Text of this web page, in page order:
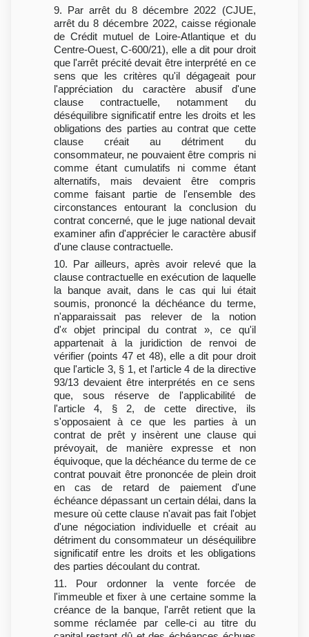
9. Par arrêt du 8 décembre 2022 (CJUE,
arrêt du 8 décembre 2022, caisse régionale
de Crédit mutuel de Loire-Atlantique et du
Centre-Ouest, C-600/21), elle a dit pour droit
que l'arrêt précité devait être interprété en ce
sens que les critères qu'il dégageait pour
l'appréciation du caractère abusif d'une
clause contractuelle, notamment du
déséquilibre significatif entre les droits et les
obligations des parties au contrat que cette
clause créait au détriment du
consommateur, ne pouvaient être compris ni
comme étant cumulatifs ni comme étant
alternatifs, mais devaient être compris
comme faisant partie de l'ensemble des
circonstances entourant la conclusion du
contrat concerné, que le juge national devait
examiner afin d'apprécier le caractère abusif
d'une clause contractuelle.
10. Par ailleurs, après avoir relevé que la
clause contractuelle en exécution de laquelle
la banque avait, dans le cas qui lui était
soumis, prononcé la déchéance du terme,
n'apparaissait pas relever de la notion
d'« objet principal du contrat », ce qu'il
appartenait à la juridiction de renvoi de
vérifier (points 47 et 48), elle a dit pour droit
que l'article 3, § 1, et l'article 4 de la directive
93/13 devaient être interprétés en ce sens
que, sous réserve de l'applicabilité de
l'article 4, § 2, de cette directive, ils
s'opposaient à ce que les parties à un
contrat de prêt y insèrent une clause qui
prévoyait, de manière expresse et non
équivoque, que la déchéance du terme de ce
contrat pouvait être prononcée de plein droit
en cas de retard de paiement d'une
échéance dépassant un certain délai, dans la
mesure où cette clause n'avait pas fait l'objet
d'une négociation individuelle et créait au
détriment du consommateur un déséquilibre
significatif entre les droits et les obligations
des parties découlant du contrat.
11. Pour ordonner la vente forcée de
l'immeuble et fixer à une certaine somme la
créance de la banque, l'arrêt retient que la
somme réclamée par celle-ci au titre du